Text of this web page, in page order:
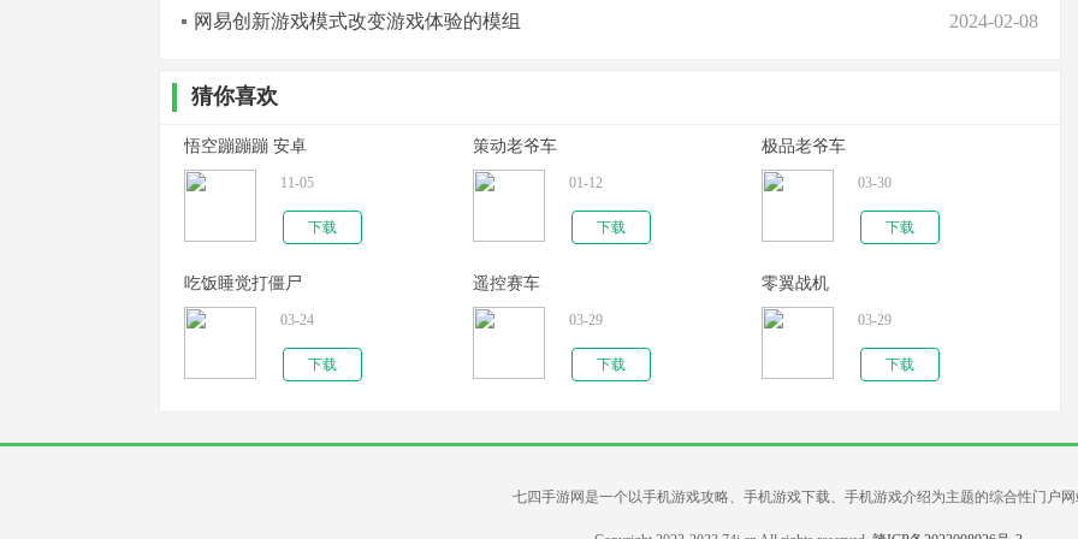
网易创新游戏模式改变游戏体验的模组 2024-02-08
猜你喜欢
悟空蹦蹦蹦 安卓
11-05
下载
策动老爷车
01-12
下载
极品老爷车
03-30
下载
吃饭睡觉打僵尸
03-24
下载
遥控赛车
03-29
下载
零翼战机
03-29
下载
七四手游网是一个以手机游戏攻略、手机游戏下载、手机游戏介绍为主题的综合性门户